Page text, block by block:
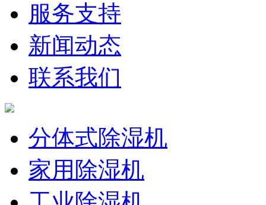
服务支持
新闻动态
联系我们
分体式除湿机
家用除湿机